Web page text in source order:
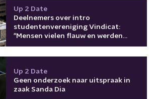
Up 2 Date
Deelnemers over intro
studentenvereniging Vindicat:
"Mensen vielen flauw en werden
Up 2 Date
Geen onderzoek naar uitspraak in
zaak Sanda Dia